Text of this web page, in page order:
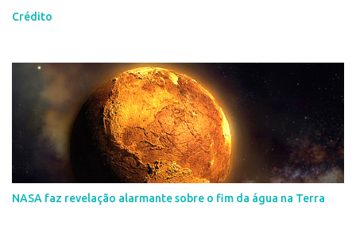
Crédito
NASA faz revelação alarmante sobre o fim da água na Terra